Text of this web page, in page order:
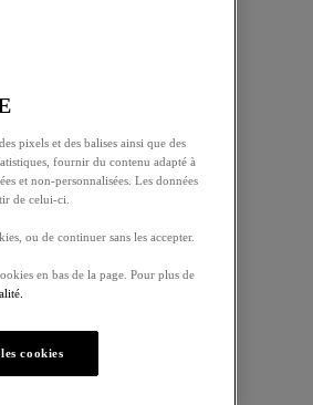
pixels et des balises ainsi que des
fournir du contenu adapté à
et non-personnalisées. Les données
de celui-ci.
ou de continuer sans les accepter.
en bas de la page. Pour plus de
cookies